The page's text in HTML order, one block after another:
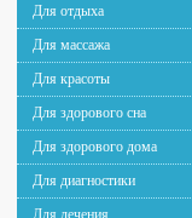
Для отдыха
Для массажа
Для красоты
Для здорового сна
Для здорового дома
Для диагностики
Для лечения